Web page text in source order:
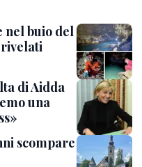
nel buio del
di Aidda
una
scompare